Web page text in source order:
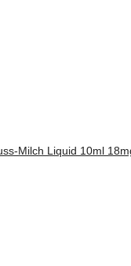
Milch Liquid 10ml